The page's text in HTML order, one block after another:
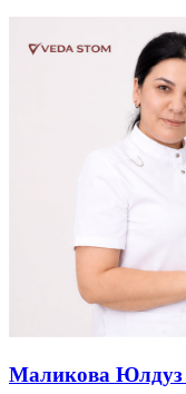
Маликова Юлдуз